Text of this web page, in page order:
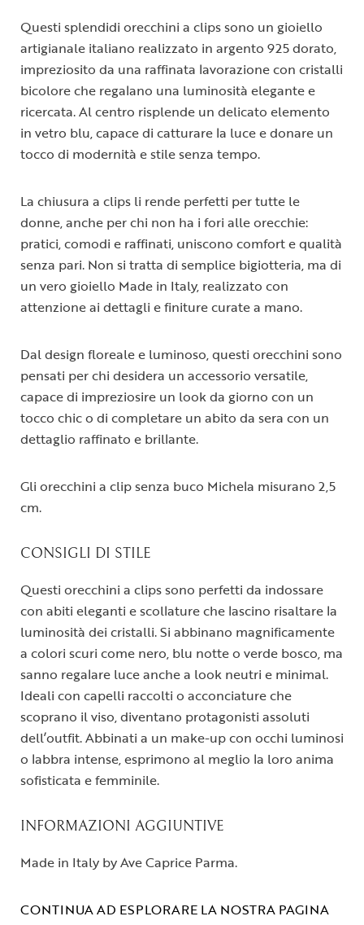
Questi splendidi orecchini a clips sono un gioiello
artigianale italiano realizzato in argento 925 dorato,
impreziosito da una raffinata lavorazione con cristalli
bicolore che regalano una luminosità elegante e
ricercata. Al centro risplende un delicato elemento
in vetro blu, capace di catturare la luce e donare un
tocco di modernità e stile senza tempo.
La chiusura a clips li rende perfetti per tutte le
donne, anche per chi non ha i fori alle orecchie:
pratici, comodi e raffinati, uniscono comfort e qualità
senza pari. Non si tratta di semplice bigiotteria, ma di
un vero gioiello Made in Italy, realizzato con
attenzione ai dettagli e finiture curate a mano.
Dal design floreale e luminoso, questi orecchini sono
pensati per chi desidera un accessorio versatile,
capace di impreziosire un look da giorno con un
tocco chic o di completare un abito da sera con un
dettaglio raffinato e brillante.
Gli orecchini a clip senza buco Michela misurano 2,5
cm.
CONSIGLI DI STILE
Questi orecchini a clips sono perfetti da indossare
con abiti eleganti e scollature che lascino risaltare la
luminosità dei cristalli. Si abbinano magnificamente
a colori scuri come nero, blu notte o verde bosco, ma
sanno regalare luce anche a look neutri e minimal.
Ideali con capelli raccolti o acconciature che
scoprano il viso, diventano protagonisti assoluti
dell’outfit. Abbinati a un make-up con occhi luminosi
o labbra intense, esprimono al meglio la loro anima
sofisticata e femminile.
INFORMAZIONI AGGIUNTIVE
Made in Italy by Ave Caprice Parma.
CONTINUA AD ESPLORARE LA NOSTRA PAGINA